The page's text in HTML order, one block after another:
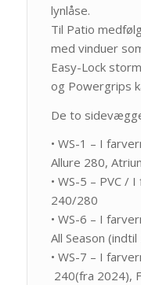
lynlåse.
Til Patio
med vinduer
Easy-Lock
og Powergrips
De to
• WS-1 – I
Allure 280,
• WS-5 – PVC /
240/280
• WS-6 – I
All Season
• WS-7 – I
240(fra 2024),